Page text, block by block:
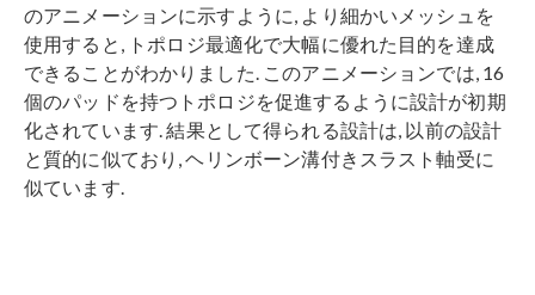
のアニメーションに示すように, より細かいメッシュを
使用すると, トポロジ最適化で大幅に優れた目的を達成
できることがわかりました. このアニメーションでは, 16
個のパッドを持つトポロジを促進するように設計が初期
化されています. 結果として得られる設計は, 以前の設計
と質的に似ており, ヘリンボーン溝付きスラスト軸受に
似ています.